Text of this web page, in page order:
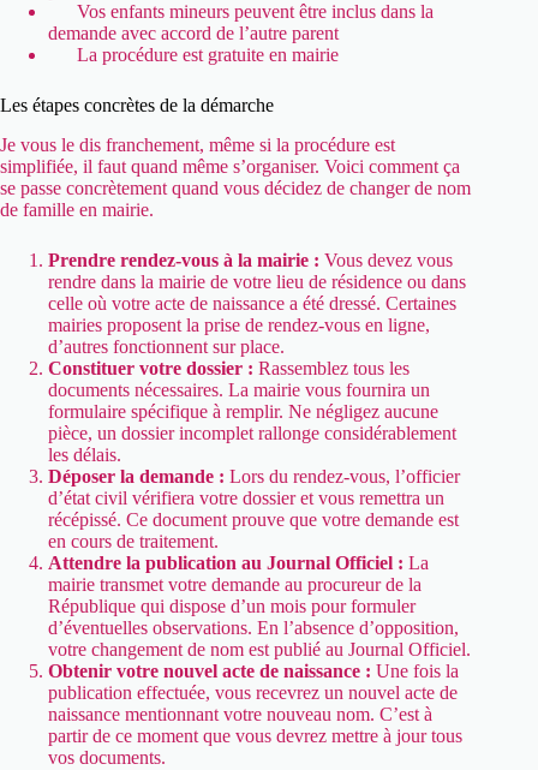
Vos enfants mineurs peuvent être inclus dans la
demande avec accord de l’autre parent
La procédure est gratuite en mairie
Les étapes concrètes de la démarche
Je vous le dis franchement, même si la procédure est
simplifiée, il faut quand même s’organiser. Voici comment ça
se passe concrètement quand vous décidez de changer de nom
de famille en mairie.
Prendre rendez-vous à la mairie : Vous devez vous
rendre dans la mairie de votre lieu de résidence ou dans
celle où votre acte de naissance a été dressé. Certaines
mairies proposent la prise de rendez-vous en ligne,
d’autres fonctionnent sur place.
Constituer votre dossier : Rassemblez tous les
documents nécessaires. La mairie vous fournira un
formulaire spécifique à remplir. Ne négligez aucune
pièce, un dossier incomplet rallonge considérablement
les délais.
Déposer la demande : Lors du rendez-vous, l’officier
d’état civil vérifiera votre dossier et vous remettra un
récépissé. Ce document prouve que votre demande est
en cours de traitement.
Attendre la publication au Journal Officiel : La
mairie transmet votre demande au procureur de la
République qui dispose d’un mois pour formuler
d’éventuelles observations. En l’absence d’opposition,
votre changement de nom est publié au Journal Officiel.
Obtenir votre nouvel acte de naissance : Une fois la
publication effectuée, vous recevrez un nouvel acte de
naissance mentionnant votre nouveau nom. C’est à
partir de ce moment que vous devrez mettre à jour tous
vos documents.